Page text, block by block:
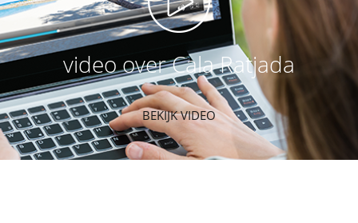
video over Cala Ratjada
BEKIJK VIDEO